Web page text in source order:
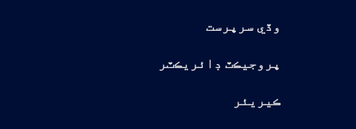
وڏي سرپرست
پروجيڪٽ ڊائريڪٽر
ڪيريئر